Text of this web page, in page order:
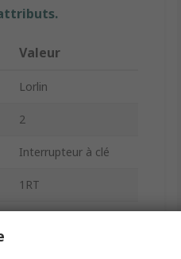
Valeur
Lorlin
2
Interrupteur à clé
1RT